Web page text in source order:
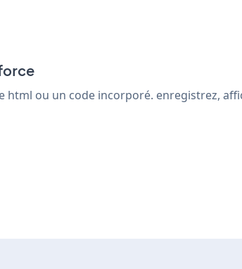
html ou un code incorporé. enregistrez,